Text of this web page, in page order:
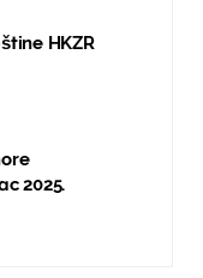
HKZR
2025.